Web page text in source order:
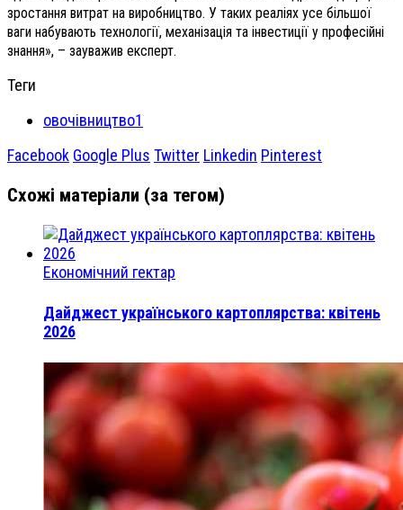
зростання витрат на виробництво. У таких реаліях усе більшої
ваги набувають технології, механізація та інвестиції у професійні
знання», – зауважив експерт.
Теги
овочівництво1
Facebook Google Plus Twitter Linkedin Pinterest
Схожі матеріали (за тегом)
Економічний гектар
Дайджест українського картоплярства: квітень
2026